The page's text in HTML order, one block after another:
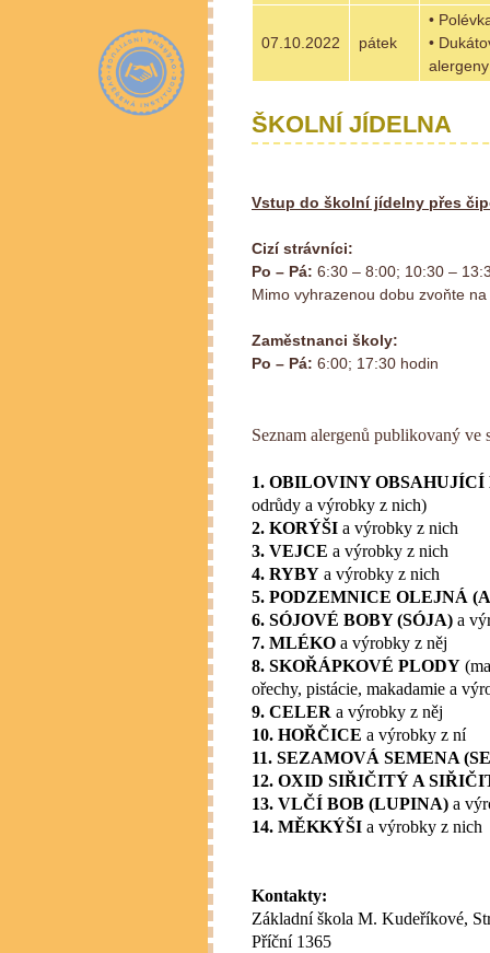
07.10.2022 pátek
•
•
ŠKOLNÍ JÍDELNA
Vstup do školní jídelny přes
Cizí strávníci:
Po – Pá: 6:30 – 8:00; 10:30 –
Mimo vyhrazenou dobu zvoňte
Zaměstnanci školy:
Po – Pá: 6:00; 17:30 hodin
Seznam alergenů publikovaný
1. OBILOVINY OBSAHUJÍCÍ
odrůdy a výrobky z nich)
2. KORÝŠI a výrobky z nich
3. VEJCE a výrobky z nich
4. RYBY a výrobky z nich
5. PODZEMNICE OLEJNÁ
6. SÓJOVÉ BOBY (SÓJA) a
7. MLÉKO a výrobky z něj
8. SKOŘÁPKOVÉ PLODY
ořechy, pistácie, makadamie a
9. CELER a výrobky z něj
10. HOŘČICE a výrobky z ní
11. SEZAMOVÁ SEMENA
12. OXID SIŘIČITÝ A
13. VLČÍ BOB (LUPINA) a
14. MĚKKÝŠI a výrobky z nich
Kontakty:
Základní škola M. Kudeříkové,
Příční 1365